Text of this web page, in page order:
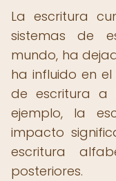
La escritura
sistemas de
mundo, ha
ha influido en
de escritura a
ejemplo, la
impacto
escritura
posteriores.